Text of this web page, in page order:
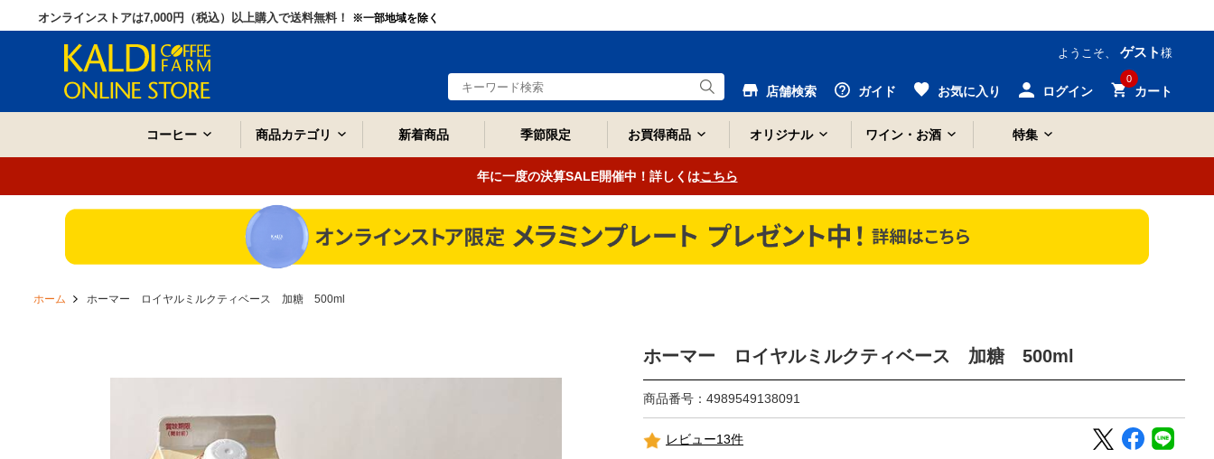
オンラインストアは7,000円（税込）以上購入で送料無料！ ※一部地域を除く
ようこそ、 ゲスト 様
店舗検索 ガイド お気に入り ログイン
0
カート
コーヒー 商品カテゴリ 新着商品 季節限定 お買得商品 オリジナル ワイン・お酒 特集
年に一度の決算SALE開催中！詳しくはこちら
ホーム ホーマー ロイヤルミルクティベース 加糖 500ml
ホーマー ロイヤルミルクティベース 加糖 500ml
商品番号：4989549138091
レビュー13件